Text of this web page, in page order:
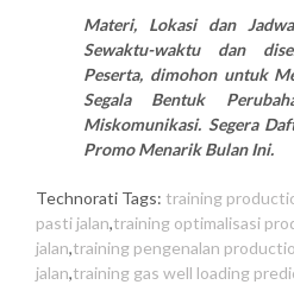
Materi, Lokasi dan
Sewaktu-waktu dan
Peserta, dimohon untuk
Segala Bentuk
Miskomunikasi. Segera
Promo Menarik Bulan Ini.
Technorati Tags: training
pasti jalan,training optimalisasi
jalan,training pengenalan
jalan,training gas well loading